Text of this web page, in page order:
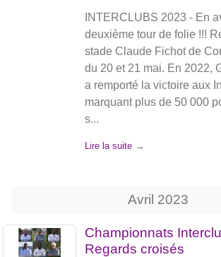
INTERCLUBS 2023 - En
deuxième tour de folie !!!
stade Claude Fichot de
du 20 et 21 mai. En 2022,
a remporté la victoire aux
marquant plus de 50 000
s...
Lire la suite
Avril 2023
Championnats
Regards croisés